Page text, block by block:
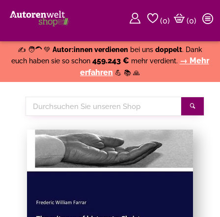
(0)
(0)
✍️ 🧑‍🦱 💚 Autor:innen verdienen bei uns doppelt. Dank
euch haben sie so schon 459.243 € mehr verdient. → Mehr
erfahren 💪 📚 🙏
Durchsuchen
Sie
Shop